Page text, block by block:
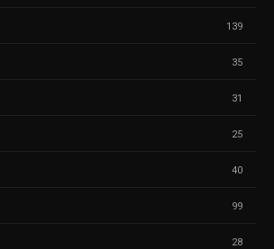
139
35
31
25
40
99
28